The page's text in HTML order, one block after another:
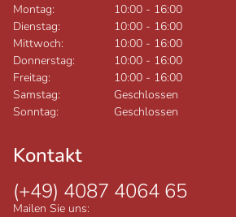
Montag: 10:00 - 16:00
Dienstag:
10:00 - 16:00
Mittwoch:
10:00 - 16:00
Donnerstag:
10:00 - 16:00
Freitag:
10:00 - 16:00
Samstag:
Geschlossen
Sonntag:
Geschlossen
Kontakt
(+49) 4087 4064 65
Mailen Sie uns: